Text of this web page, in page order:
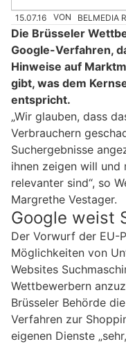
15.07.16 VON BELMEDIA
Die Brüsseler
Google-Verfahren,
Hinweise auf
gibt, was dem
entspricht.
„Wir glauben, dass
Verbrauchern
Suchergebnisse
ihnen zeigen will
relevanter sind“, so
Margrethe Vestager.
Google weist
Der Vorwurf der EU-
Möglichkeiten von
Websites
Wettbewerbern
Brüsseler Behörde
Verfahren zur
eigenen Dienste